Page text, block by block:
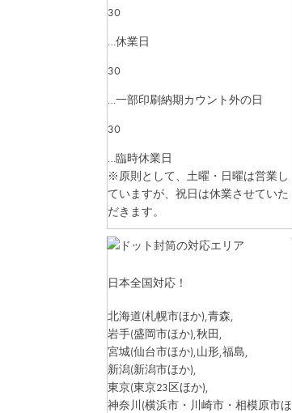
30
…休業日
30
…一部印刷納期カウント外の日
30
…臨時休業日
※原則として、土曜・日曜は営業し
ていますが、祝日は休業させていた
だきます。
日本全国対応！
北海道(札幌市ほか),青森,
岩手(盛岡市ほか),秋田,
宮城(仙台市ほか),山形,福島,
新潟(新潟市ほか),
東京(東京23区ほか),
神奈川(横浜市・川崎市・相模原市ほ